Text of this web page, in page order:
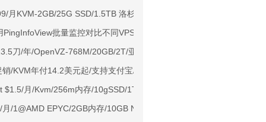
CMIN2/软银等线路
国内优化网络
4GB/100GB NVMe/5TB@10Gbps/免费DDoS防御
6TB流量/10Gbps端口/KVM/洛杉矶
起
九折
月KVM-2GB/25G SSD/1.5TB 洛杉矶
批量监控对比不同VPS的IP
刀/年/OpenVZ-768M/20GB/2T/亚特兰大
/KVM年付14.2美元起/支持支付宝/洛杉矶机房
$1.5/月/Kvm/256m内存/10gSSD/1T流量/G口/西雅图/20Gddos保护
/1@AMD EPYC/2GB内存/10GB NVMe空间/1TB流量/1Gbps端口/